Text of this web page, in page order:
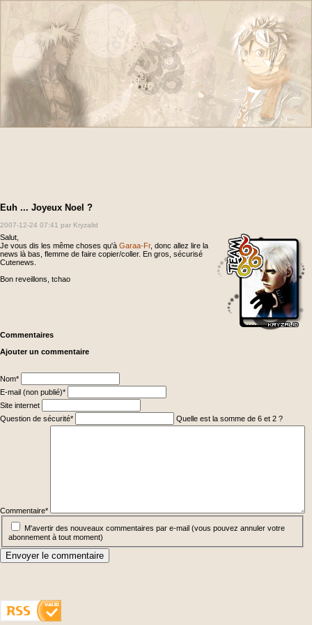
Euh ... Joyeux Noel ?
2007-12-24 07:41 par Kryzalid
Salut,
Je vous dis les même choses qu'à Garaa-Fr, donc allez lire la
news là bas, flemme de faire copier/coller. En gros, sécurisé
Cutenews.
Bon reveillons, tchao
Commentaires
Ajouter un commentaire
Champ
obligatoire
Nom*
Champ
obligatoire
E-mail (non publié)*
Site internet
Champ
obligatoire
Question de sécurité*
Quelle est la somme de 6 et 2 ?
Commentaire*
M'avertir des nouveaux commentaires par e-mail (vous pouvez annuler votre
abonnement à tout moment)
Envoyer le commentaire